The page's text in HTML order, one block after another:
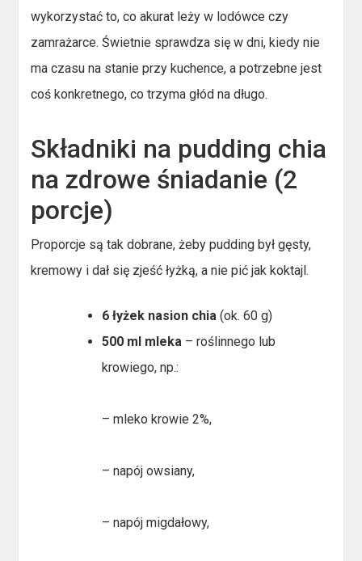
wykorzystać to, co akurat leży w lodówce czy
zamrażarce. Świetnie sprawdza się w dni, kiedy nie
ma czasu na stanie przy kuchence, a potrzebne jest
coś konkretnego, co trzyma głód na długo.
Składniki na pudding chia
na zdrowe śniadanie (2
porcje)
Proporcje są tak dobrane, żeby pudding był gęsty,
kremowy i dał się zjeść łyżką, a nie pić jak koktajl.
6 łyżek nasion chia (ok. 60 g)
500 ml mleka – roślinnego lub
krowiego, np.:
– mleko krowie 2%,
– napój owsiany,
– napój migdałowy,